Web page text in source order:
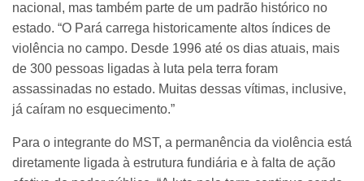
nacional, mas também parte de um padrão histórico no
estado. “O Pará carrega historicamente altos índices de
violência no campo. Desde 1996 até os dias atuais, mais
de 300 pessoas ligadas à luta pela terra foram
assassinadas no estado. Muitas dessas vítimas, inclusive,
já caíram no esquecimento.”
Para o integrante do MST, a permanência da violência está
diretamente ligada à estrutura fundiária e à falta de ação